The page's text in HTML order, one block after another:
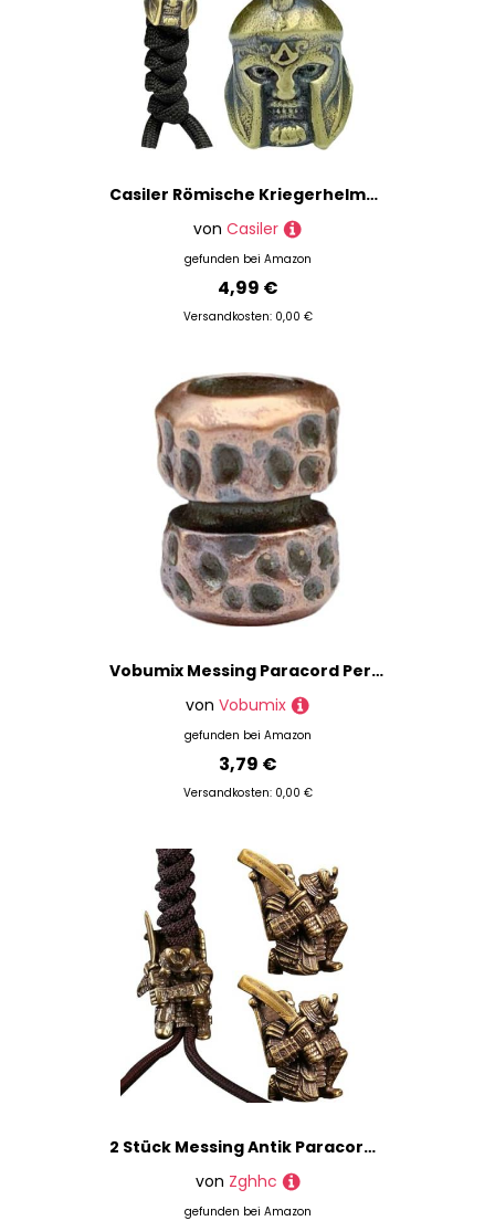
Casiler Römische Kriegerhelmmesser Perlen DIY Paracord Gewebtes Lanyard Anhänger Messing Ritter Kopf Cover Schädel Perlen EDC Perlen Perlen
von Casiler
gefunden bei Amazon
4,99 €
Versandkosten: 0,00 €
Vobumix Messing Paracord Perlen, Unregelmäßige Hammer Textur Zylinder Messing Messer Perle DIY Paracord Lanyard Anhänger Regenschirm Seil Zubehör
von Vobumix
gefunden bei Amazon
3,79 €
Versandkosten: 0,00 €
2 Stück Messing Antik Paracord Perlen Rüstung Samurai Lanyard Perle Paracord Perlen DIY Schlüsselanhänger Rucksack Anhänger Zubehör
von Zghhc
gefunden bei Amazon